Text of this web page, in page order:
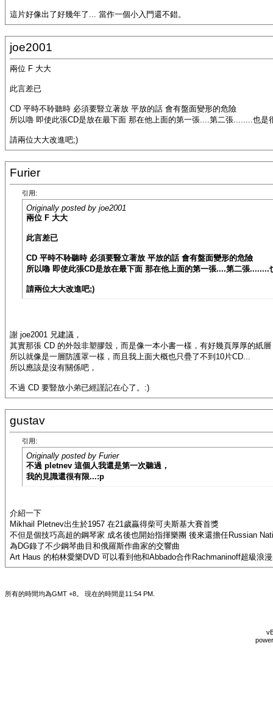
這片好像出了好幾年了... 當作一個小入門還不錯。
joe2001
兩位 F 大大
此言差已
CD 平時不聆聽時 必須要豎立著放 平放的話 會有盤面變形的危險
所以嚕 即使此張CD是放在最下面 那在他上面的第一張....第二張........也是
請兩位大大改進吧;)
Furier
引用:
Originally posted by joe2001
兩位 F 大大
此言差已
CD 平時不聆聽時 必須要豎立著放 平放的話 會有盤面變形的危險
所以嚕 即使此張CD是放在最下面 那在他上面的第一張....第二張........
請兩位大大改進吧;)
謝 joe2001 兄建議，
其實那張 CD 的外殼非塑膠殼，而是像一本小書一樣，有好幾頁厚厚的紙層
所以就像是一層防護罩一樣，而且我上面大概也只疊了不到10片CD...
所以應該是沒有關係吧，
不過 CD 要豎放小弟已經謹記在心了。:)
gustav
引用:
Originally posted by Furier
不過 pletnev 這個人我還是第一次聽過，
我的見識還很有限...:p
介紹一下
Mikhail Pletnev出生於1957 在21歲贏得柴可夫斯基大賽首獎
不但是個技巧高超的鋼琴家 成名後也開始指揮樂團 後來還擔任Russian
為DG錄了不少鋼琴曲目和俄羅斯作曲家的交響曲
Art Haus 的柏林愛樂DVD 可以看到他和Abbado合作Rachmaninoff超級浪
所有的時間均為GMT +8。 現在的時間是11:54 PM